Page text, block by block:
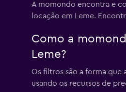
A momondo encontra e
locação em Leme.
Como a
Leme?
Os filtros são a forma que
usando os recursos de